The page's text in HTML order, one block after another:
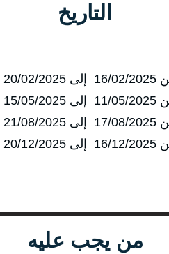
التاريخ
20/02/2025
15/05/2025
21/08/2025
20/12/2025
من يجب عليه